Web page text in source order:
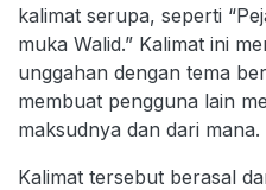
kalimat serupa, seperti
muka Walid.” Kalimat ini
unggahan dengan tema
membuat pengguna lain
maksudnya dan dari mana.
Kalimat tersebut berasal